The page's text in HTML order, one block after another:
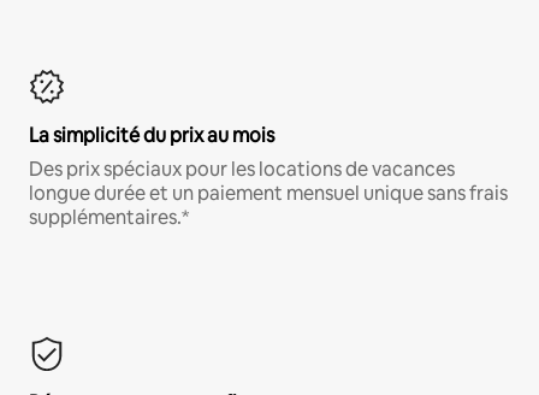
La simplicité du prix au mois
Des prix spéciaux pour les locations de vacances
longue durée et un paiement mensuel unique sans frais
supplémentaires.*